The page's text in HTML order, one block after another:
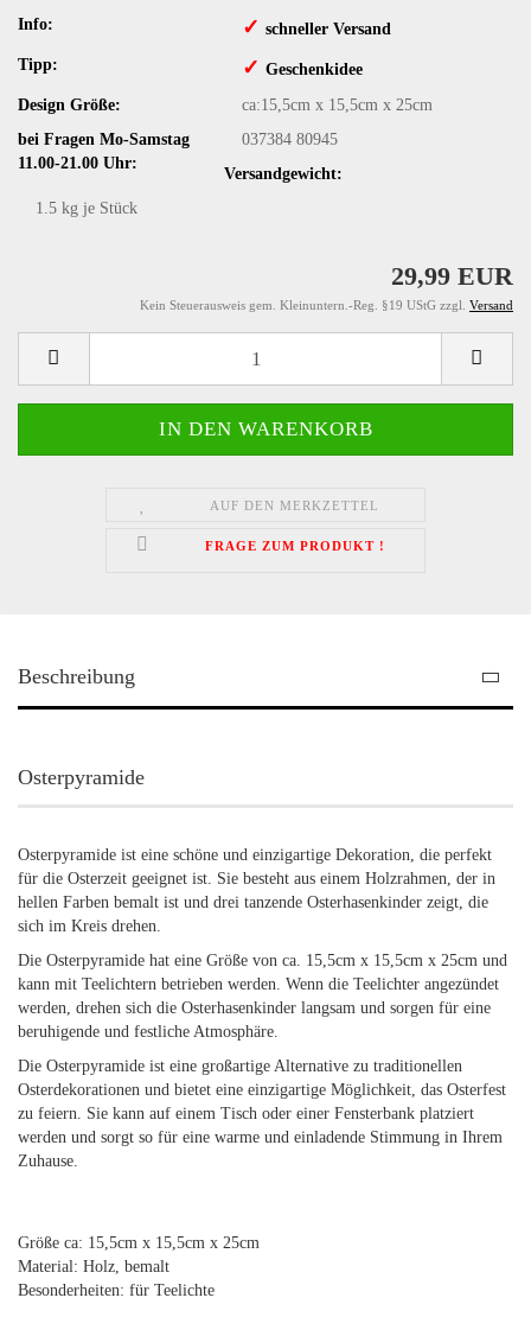
Info:
✓ ​schneller Versand
Tipp:
✓ ​Geschenkidee
Design Größe:
ca:15,5cm x 15,5cm x 25cm
bei Fragen Mo-Samstag
11.00-21.00 Uhr:
037384 80945
Versandgewicht:
1.5 kg je Stück
29,99 EUR
Kein Steuerausweis gem. Kleinuntern.-Reg. §19 UStG zzgl. Versand
AUF DEN MERKZETTEL
FRAGE ZUM PRODUKT !
Beschreibung
Osterpyramide
Osterpyramide ist eine schöne und einzigartige Dekoration, die perfekt
für die Osterzeit geeignet ist. Sie besteht aus einem Holzrahmen, der in
hellen Farben bemalt ist und drei tanzende Osterhasenkinder zeigt, die
sich im Kreis drehen.
Die Osterpyramide hat eine Größe von ca. 15,5cm x 15,5cm x 25cm und
kann mit Teelichtern betrieben werden. Wenn die Teelichter angezündet
werden, drehen sich die Osterhasenkinder langsam und sorgen für eine
beruhigende und festliche Atmosphäre.
Die Osterpyramide ist eine großartige Alternative zu traditionellen
Osterdekorationen und bietet eine einzigartige Möglichkeit, das Osterfest
zu feiern. Sie kann auf einem Tisch oder einer Fensterbank platziert
werden und sorgt so für eine warme und einladende Stimmung in Ihrem
Zuhause.
Größe ca: 15,5cm x 15,5cm x 25cm
Material: Holz, bemalt
Besonderheiten: für Teelichte